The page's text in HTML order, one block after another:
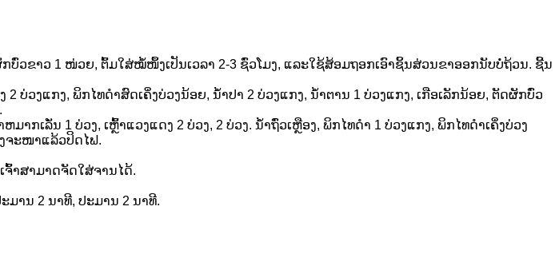
ວຂາວ 1 ໜ່ວຍ, ຕົ້ມໃສ່ໝໍ້ໜຶ້ງເປັນເວລາ 2-3 ຊົ່ວໂມງ, ແລະໃຊ້ສ້ອມຖອກເອົາຊິ້ນສ່ວນຂາອອກນັບບໍ່ຖ້ວນ. ຊີ້ນ
ບ່ວງແກງ, ພິກໄທດຳສົດເຄິ່ງບ່ວງນ້ອຍ, ນ້ຳປາ 2 ບ່ວງແກງ, ນ້ຳຕານ 1 ບ່ວງແກງ, ເກືອເລັກນ້ອຍ, ຕັດຜັກບົ່ວ
ກເລັ່ນ 1 ບ່ວງ, ເຫຼົ້າແວງແດງ 2 ບ່ວງ, 2 ບ່ວງ. ນ້ຳຖົ່ວເຫຼືອງ, ພິກໄທດຳ 1 ບ່ວງແກງ, ພິກໄທດຳເຄິ່ງບ່ວງ
ຈະໜາແລ້ວປິດໄຟ.
າສາມາດຈັດໃສ່ຈານໄດ້.
ານ 2 ນາ​ທີ, ປະ​ມານ 2 ນາ​ທີ.